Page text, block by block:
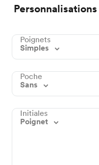
Personnalisations
Poignets
Simples
Poche
Sans
Initiales
Poignet